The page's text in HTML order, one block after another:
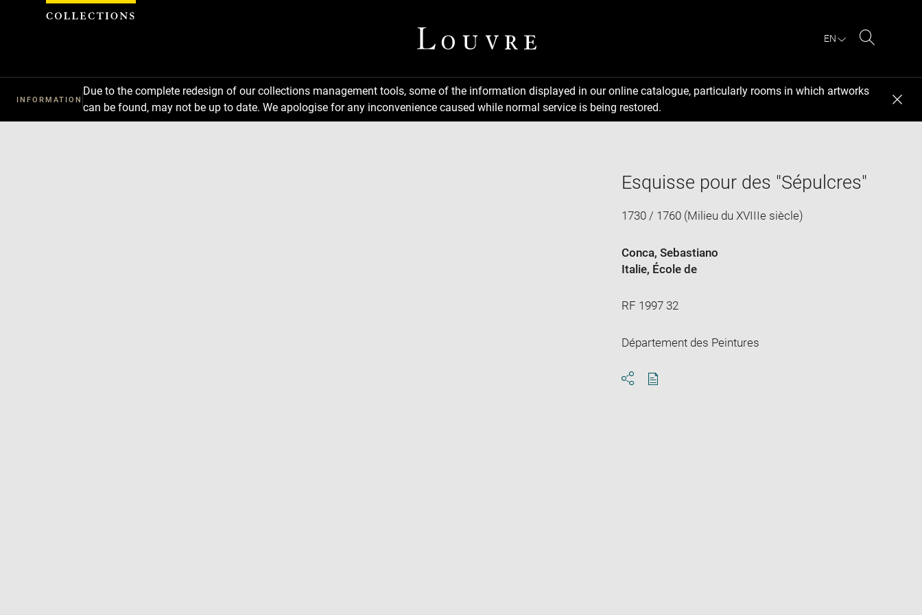
EN
INFORMATION
Due to the complete redesign of our collections management tools, some of the information displayed in our online catalogue, particularly rooms in which artworks
can be found, may not be up to date. We apologise for any inconvenience caused while normal service is being restored.
Esquisse pour des "Sépulcres"
1730 / 1760 (Milieu du XVIIIe siècle)
Conca, Sebastiano
Italie, École de
RF 1997 32
Département des Peintures
Cookies management panel